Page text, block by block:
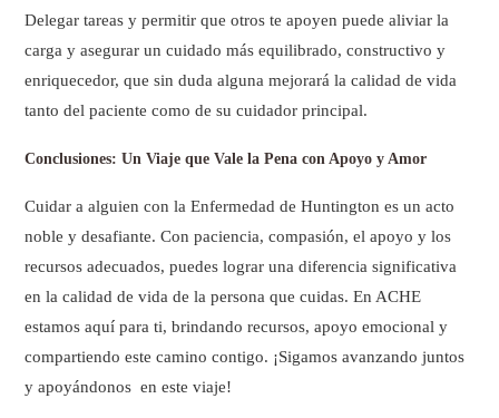
Delegar tareas y permitir que otros te apoyen puede aliviar la
carga y asegurar un cuidado más equilibrado, constructivo y
enriquecedor, que sin duda alguna mejorará la calidad de vida
tanto del paciente como de su cuidador principal.
Conclusiones: Un Viaje que Vale la Pena con Apoyo y Amor
Cuidar a alguien con la Enfermedad de Huntington es un acto
noble y desafiante. Con paciencia, compasión, el apoyo y los
recursos adecuados, puedes lograr una diferencia significativa
en la calidad de vida de la persona que cuidas. En ACHE
estamos aquí para ti, brindando recursos, apoyo emocional y
compartiendo este camino contigo. ¡Sigamos avanzando juntos
y apoyándonos en este viaje!